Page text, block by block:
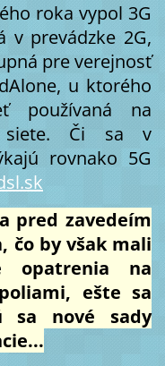
roka vypol 3G
v prevádzke 2G,
pre verejnosť
u ktorého
používaná na
siete. Či sa v
rovnako 5G
pred zavedeím
čo by však mali
opatrenia na
ešte sa
sa nové sady